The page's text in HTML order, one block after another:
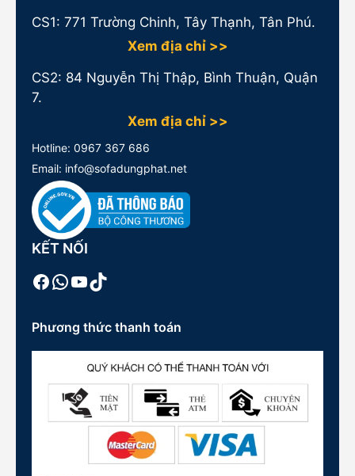
CS1: 771 Trường Chinh, Tây Thạnh, Tân Phú.
Xem địa chỉ >>
CS2: 84 Nguyễn Thị Thập, Bình Thuận, Quận
7.
Xem địa chỉ >>
Hotline: 0967 367 686
Email: info@sofadungphat.net
KẾT NỐI
Facebook
WhatsApp
Youtube
TikTok
Phương thức thanh toán